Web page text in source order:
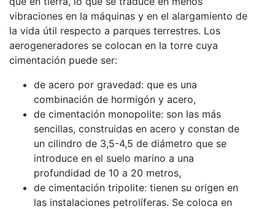
vibraciones en la máquinas y en el alargamiento de
la vida útil respecto a parques terrestres. Los
aerogeneradores se colocan en la torre cuya
cimentación puede ser:
de acero por gravedad: que es una
combinación de hormigón y acero,
de cimentación monopolite: son las más
sencillas, construidas en acero y constan de
un cilindro de 3,5-4,5 de diámetro que se
introduce en el suelo marino a una
profundidad de 10 a 20 metros,
de cimentación tripolite: tienen su origen en
las instalaciones petrolíferas. Se coloca en